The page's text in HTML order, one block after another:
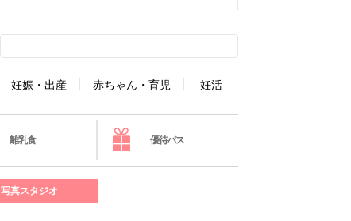
妊娠・出産 赤ちゃん・育児 妊活
離乳食 優待パス
写真スタジオ